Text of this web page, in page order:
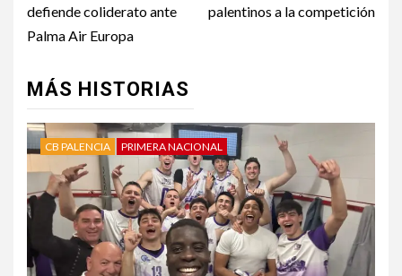
defiende coliderato ante
Palma Air Europa
palentinos a la competición
MÁS HISTORIAS
CB PALENCIA PRIMERA NACIONAL